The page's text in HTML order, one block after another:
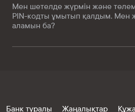
Мен шетелде жүрмін және
PIN-кодты ұмытып қалдым. Мен
аламын ба?
Банк туралы Жаңалықтар